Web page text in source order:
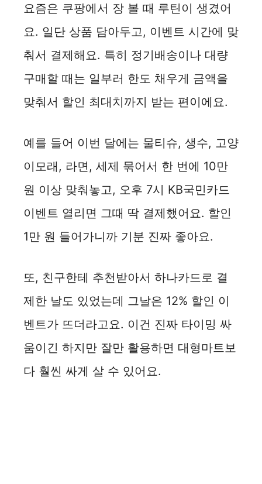
요즘은 쿠팡에서 장 볼 때 루틴이 생겼어
요. 일단 상품 담아두고, 이벤트 시간에 맞
춰서 결제해요. 특히 정기배송이나 대량
구매할 때는 일부러 한도 채우게 금액을
맞춰서 할인 최대치까지 받는 편이에요.
예를 들어 이번 달에는 물티슈, 생수, 고양
이모래, 라면, 세제 묶어서 한 번에 10만
원 이상 맞춰놓고, 오후 7시 KB국민카드
이벤트 열리면 그때 딱 결제했어요. 할인
1만 원 들어가니까 기분 진짜 좋아요.
또, 친구한테 추천받아서 하나카드로 결
제한 날도 있었는데 그날은 12% 할인 이
벤트가 뜨더라고요. 이건 진짜 타이밍 싸
움이긴 하지만 잘만 활용하면 대형마트보
다 훨씬 싸게 살 수 있어요.